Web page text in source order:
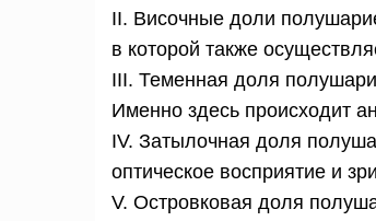
II. Височные доли
в которой также
III. Теменная доля
Именно здесь происходит
IV. Затылочная доля
оптическое восприятие и
V. Островковая доля